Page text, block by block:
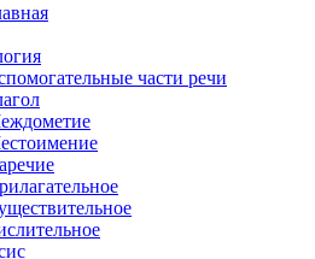
части речи